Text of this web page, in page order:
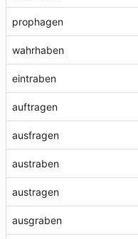
prophagen
wahrhaben
eintraben
auftragen
ausfragen
austraben
austragen
ausgraben